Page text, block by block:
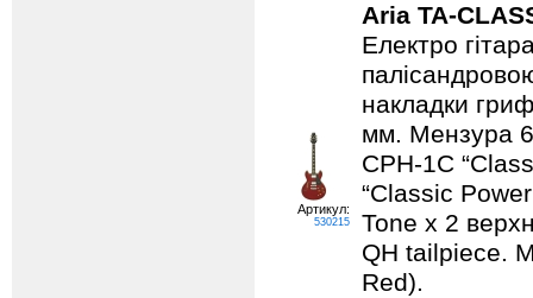
Артикул:
530215
Aria TA-
Електро
накладки
мм. Мензура
CPH-1C
“Classic
Tone x 2
QH tailpiece.
Red).